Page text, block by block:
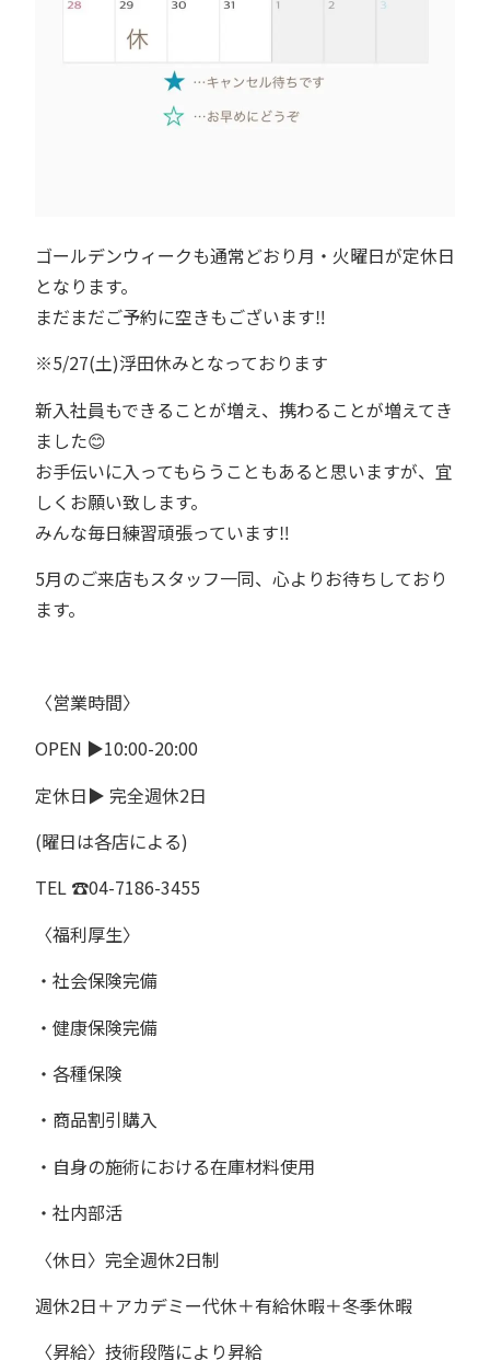
ゴールデンウィークも通常どおり月・火曜日が定休日
となります。
まだまだご予約に空きもございます‼︎
※5/27(土)浮田休みとなっております
新入社員もできることが増え、携わることが増えてき
ました😊
お手伝いに入ってもらうこともあると思いますが、宜
しくお願い致します。
みんな毎日練習頑張っています‼︎
5月のご来店もスタッフ一同、心よりお待ちしており
ます。
〈営業時間〉
OPEN ▶︎10:00-20:00
定休日▶︎ 完全週休2日
(曜日は各店による)
TEL ☎︎04-7186-3455
〈福利厚生〉
・社会保険完備
・健康保険完備
・各種保険
・商品割引購入
・自身の施術における在庫材料使用
・社内部活
〈休日〉完全週休2日制
週休2日＋アカデミー代休＋有給休暇＋冬季休暇
〈昇給〉技術段階により昇給